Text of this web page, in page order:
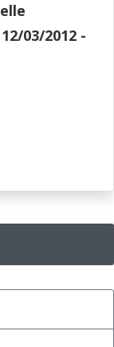
03/2012 -